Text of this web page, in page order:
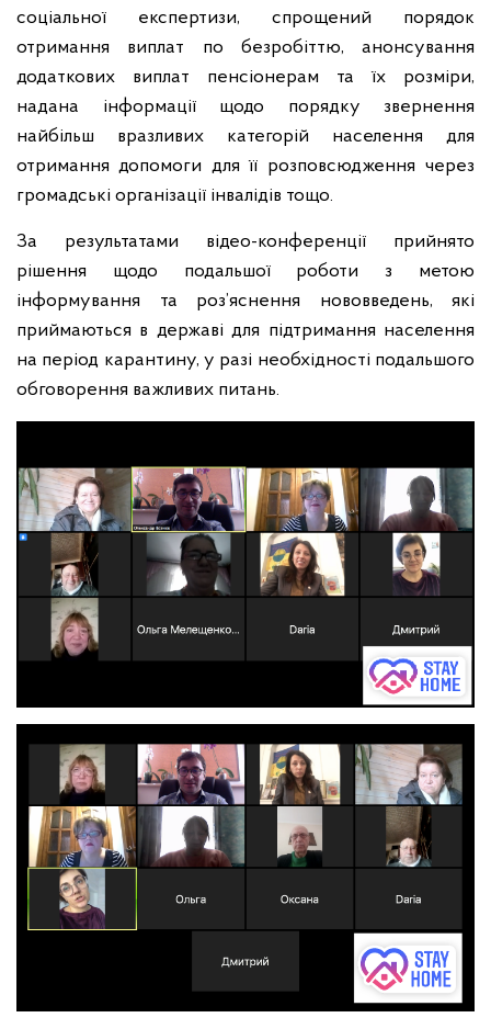
соціальної експертизи, спрощений порядок
отримання виплат по безробіттю, анонсування
додаткових виплат пенсіонерам та їх розміри,
надана інформації щодо порядку звернення
найбільш вразливих категорій населення для
отримання допомоги для її розповсюдження через
громадські організації інвалідів тощо.
За результатами відео-конференції прийнято
рішення щодо подальшої роботи з метою
інформування та роз’яснення нововведень, які
приймаються в державі для підтримання населення
на період карантину, у разі необхідності подальшого
обговорення важливих питань.